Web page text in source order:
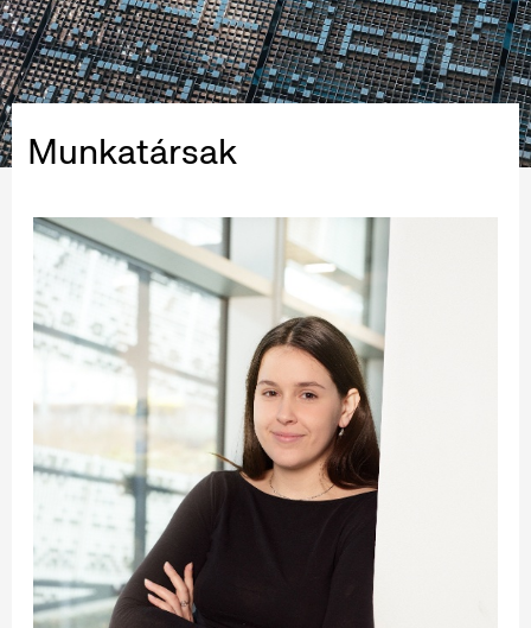
Munkatársak